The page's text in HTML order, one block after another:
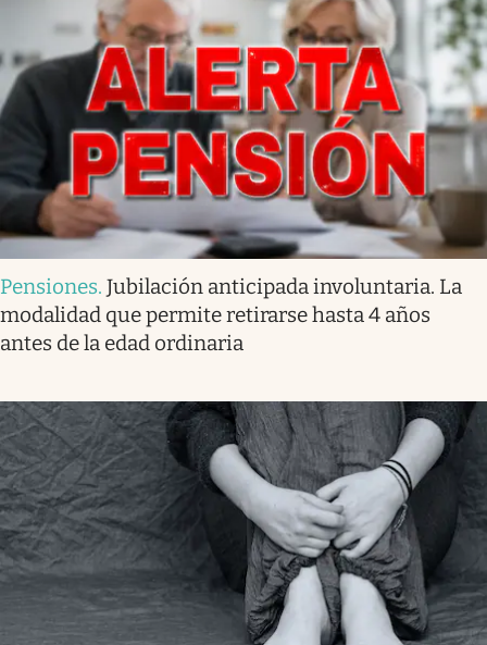
Pensiones. Jubilación anticipada involuntaria. La
modalidad que permite retirarse hasta 4 años
antes de la edad ordinaria